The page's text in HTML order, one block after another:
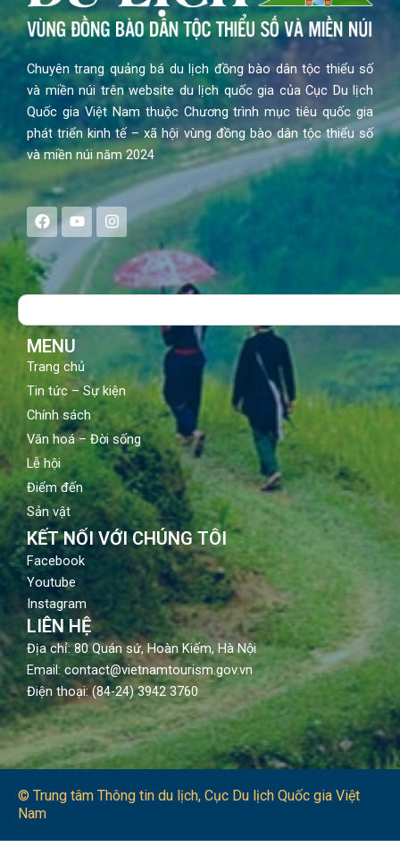
Chuyên trang quảng bá du lịch đồng bào dân tộc thiểu số
và miền núi trên website du lịch quốc gia của Cục Du lịch
Quốc gia Việt Nam thuộc Chương trình mục tiêu quốc gia
phát triển kinh tế – xã hội vùng đồng bào dân tộc thiểu số
và miền núi năm 2024
F
a
c
e
b
o
Y
o
u
t
u
b
I
n
s
a
g
Search
MENU
Trang chủ
Tin tức – Sự kiện
Chính sách
Văn hoá – Đời sống
Lễ hội
Điểm đến
Sản vật
KẾT NỐI VỚI CHÚNG TÔI
Facebook
Youtube
Instagram
LIÊN HỆ
Địa chỉ: 80 Quán sứ, Hoàn Kiếm, Hà Nội
Email: contact@vietnamtourism.gov.vn
Điện thoại: (84-24) 3942 3760
© Trung tâm Thông tin du lịch​, Cục Du lịch Quốc gia Việt
Nam